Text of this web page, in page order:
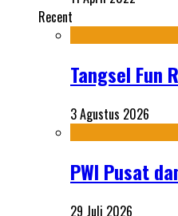
Recent
Tangsel Fun
3 Agustus 2026
PWI Pusat
29 Juli 2026